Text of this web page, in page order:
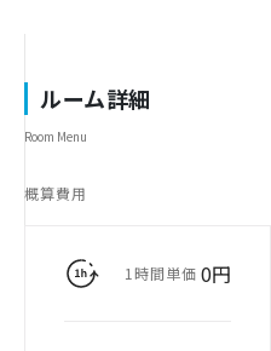
ルーム詳細
Room Menu
概算費用
1時間単価 0円